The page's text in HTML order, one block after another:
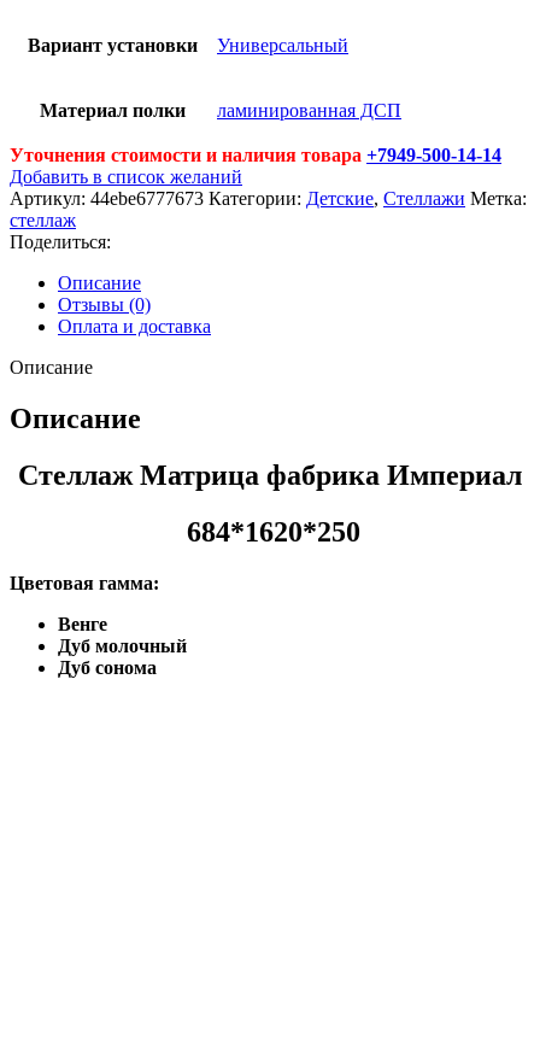
Вариант установки Универсальный
Материал полки ламинированная ДСП
Уточнения стоимости и наличия товара +7949-500-14-14
Добавить в список желаний
Артикул: 44ebe6777673 Категории: Детские, Стеллажи Метка:
стеллаж
Поделиться:
Описание
Отзывы (0)
Оплата и доставка
Описание
Описание
Стеллаж Матрица фабрика Империал
684*1620*250
Цветовая гамма:
Венге
Дуб молочный
Дуб сонома